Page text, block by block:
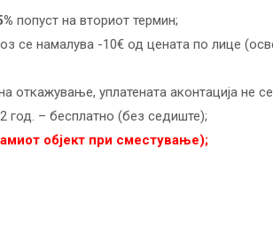
попуст на вториот термин;
се намалува -10€ од цената по лице
откажување, уплатената аконтација не
год. – бесплатно (без седиште);
објект при сместување);